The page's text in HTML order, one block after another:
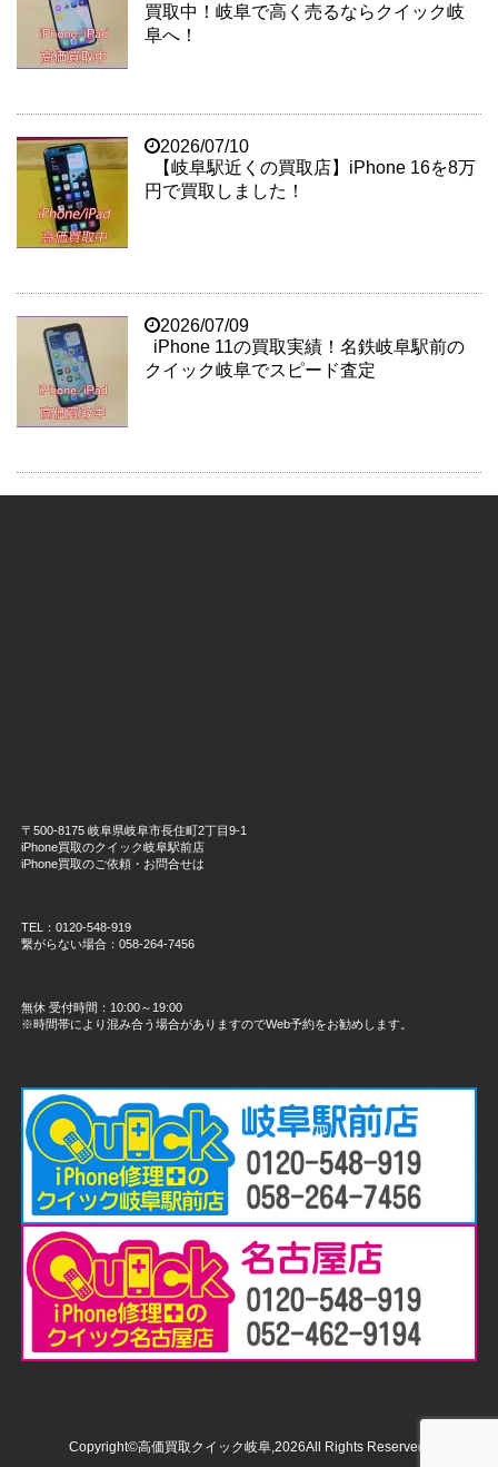
買取中！岐阜で高く売るならクイック岐
阜へ！
2026/07/10
【岐阜駅近くの買取店】iPhone 16を8万
円で買取しました！
2026/07/09
iPhone 11の買取実績！名鉄岐阜駅前の
クイック岐阜でスピード査定
〒500-8175 岐阜県岐阜市長住町2丁目9-1
iPhone買取のクイック岐阜駅前店
iPhone買取のご依頼・お問合せは
TEL：0120-548-919
繋がらない場合：058-264-7456
無休 受付時間：10:00～19:00
※時間帯により混み合う場合がありますのでWeb予約をお勧めします。
Copyright©高価買取クイック岐阜,2026All Rights Reserved.